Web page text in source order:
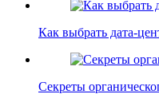
Как выбрать дата-
Секреты